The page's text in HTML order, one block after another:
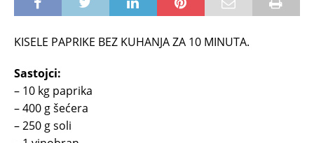
KISELE PAPRIKE BEZ KUHANJA ZA 10 MINUTA.
Sastojci:
– 10 kg paprika
– 400 g šećera
– 250 g soli